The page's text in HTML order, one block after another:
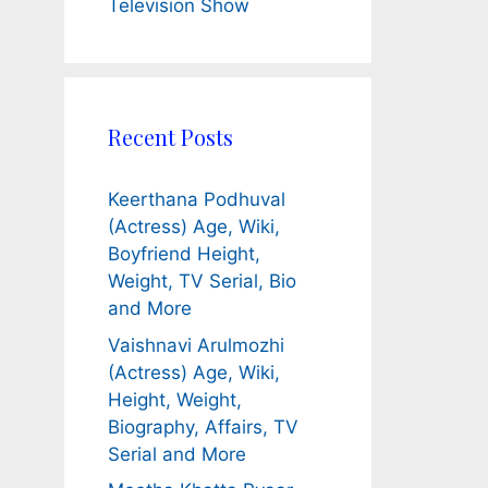
Television Show
Recent Posts
Keerthana Podhuval
(Actress) Age, Wiki,
Boyfriend Height,
Weight, TV Serial, Bio
and More
Vaishnavi Arulmozhi
(Actress) Age, Wiki,
Height, Weight,
Biography, Affairs, TV
Serial and More